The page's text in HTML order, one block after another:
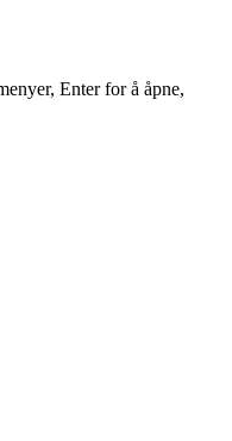
Enter for å åpne,